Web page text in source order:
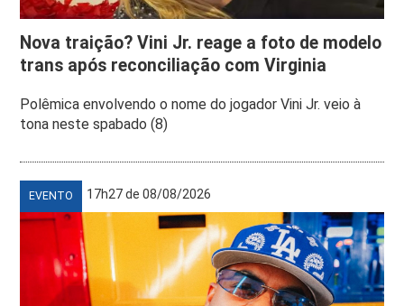
Nova traição? Vini Jr. reage a foto de modelo
trans após reconciliação com Virginia
Polêmica envolvendo o nome do jogador Vini Jr. veio à
tona neste spabado (8)
EVENTO 17h27 de 08/08/2026